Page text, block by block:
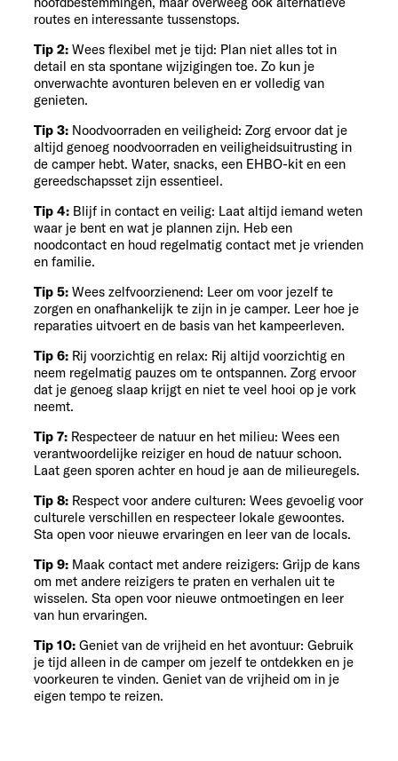
routes en interessante tussenstops.
Tip 2: Wees flexibel met je tijd: Plan niet alles tot in
detail en sta spontane wijzigingen toe. Zo kun je
onverwachte avonturen beleven en er volledig van
genieten.
Tip 3: Noodvoorraden en veiligheid: Zorg ervoor dat je
altijd genoeg noodvoorraden en veiligheidsuitrusting in
de camper hebt. Water, snacks, een EHBO-kit en een
gereedschapsset zijn essentieel.
Tip 4: Blijf in contact en veilig: Laat altijd iemand weten
waar je bent en wat je plannen zijn. Heb een
noodcontact en houd regelmatig contact met je vrienden
en familie.
Tip 5: Wees zelfvoorzienend: Leer om voor jezelf te
zorgen en onafhankelijk te zijn in je camper. Leer hoe je
reparaties uitvoert en de basis van het kampeerleven.
Tip 6: Rij voorzichtig en relax: Rij altijd voorzichtig en
neem regelmatig pauzes om te ontspannen. Zorg ervoor
dat je genoeg slaap krijgt en niet te veel hooi op je vork
neemt.
Tip 7: Respecteer de natuur en het milieu: Wees een
verantwoordelijke reiziger en houd de natuur schoon.
Laat geen sporen achter en houd je aan de milieuregels.
Tip 8: Respect voor andere culturen: Wees gevoelig voor
culturele verschillen en respecteer lokale gewoontes.
Sta open voor nieuwe ervaringen en leer van de locals.
Tip 9: Maak contact met andere reizigers: Grijp de kans
om met andere reizigers te praten en verhalen uit te
wisselen. Sta open voor nieuwe ontmoetingen en leer
van hun ervaringen.
Tip 10: Geniet van de vrijheid en het avontuur: Gebruik
je tijd alleen in de camper om jezelf te ontdekken en je
voorkeuren te vinden. Geniet van de vrijheid om in je
eigen tempo te reizen.